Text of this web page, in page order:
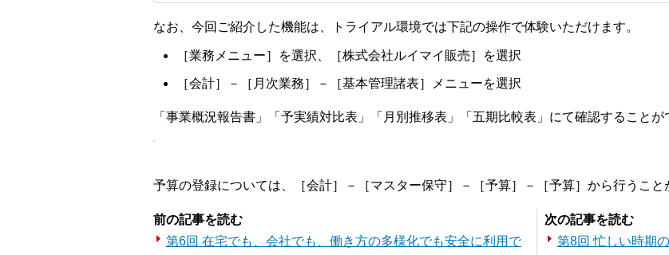
なお、今回ご紹介した機能は、トライアル環境では下記の操作で体験いただけます。
［業務メニュー］を選択、［株式会社ルイマイ販売］を選択
［会計］－［月次業務］－［基本管理諸表］メニューを選択
「事業概況報告書」「予実績対比表」「月別推移表」「五期比較表」にて確認することが
予算の登録については、［会計］－［マスター保守］－［予算］－［予算］から行うこと
前の記事を読む
第6回 在宅でも、会社でも、働き方の多様化でも安全に利用で
次の記事を読む
第8回 忙しい時期